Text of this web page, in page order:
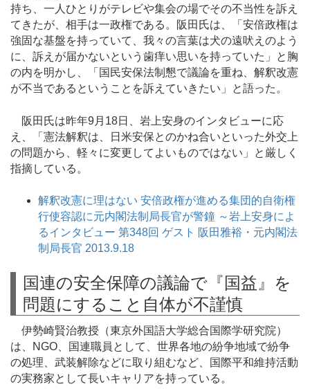
持ち、一人ひとりがテレビや集会の場でその不当性を訴え
てきたが、相手は一政権である。阪田氏は、「安倍政権は
強固な基盤を持っていて、我々の言葉は犬の遠吠えのよう
に、訴えが届かないという歯痒い思いを持っていた」と胸
の内を明かし、「国民安保法制懇で議論を重ね、解釈改憲
が不当であるということを訴えていきたい」と語った。
阪田氏は昨年9月18日、岩上安身のインタビューに応
え、「憲法解釈は、日米安保とのかね合いといった外交上
の問題から、軽々に変更してよいものではない」と厳しく
指摘している。
解釈改憲に理はない 安倍政権が進める集団的自衛権
行使容認に元内閣法制局長官が警鐘 ～岩上安身によ
るインタビュー 第348回 ゲスト 阪田雅裕・元内閣法
制局長官 2013.9.18
国連の安全保障の議論で『国益』を
問題にすること自体が不謹慎
伊勢崎賢治教授（東京外国語大学総合国際学研究院）
は、NGO、国連職員として、世界各地の紛争地域で紛争
の処理、武装解除などに取り組むなど、国際平和維持活動
の実務家として長いキャリアを持っている。